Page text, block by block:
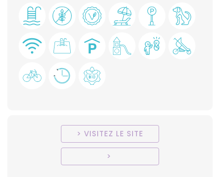
VISITEZ LE SITE